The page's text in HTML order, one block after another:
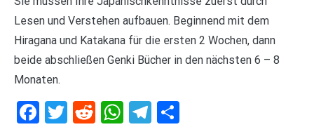
Lesen und Verstehen aufbauen. Beginnend mit dem
Hiragana und Katakana für die ersten 2 Wochen, dann
beide abschließen Genki Bücher in den nächsten 6 – 8
Monaten.
Facebook
Twitter
RedditWhatsApp
Telegram